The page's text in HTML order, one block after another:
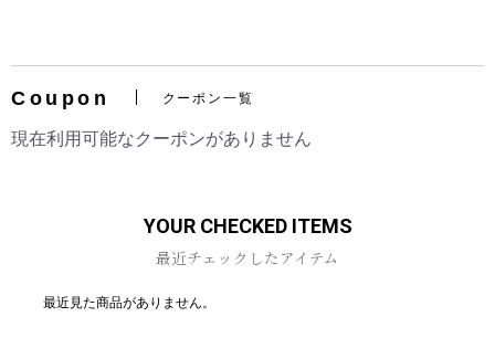
お買い物を続ける カートへ進む
Coupon クーポン一覧
現在利用可能なクーポンがありません
YOUR CHECKED ITEMS
最近チェックしたアイテム
最近見た商品がありません。